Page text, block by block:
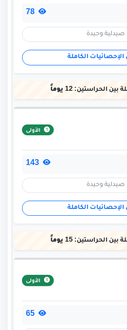
صيدلية وحيدة
الكاملة
بين الحراستين:12 يوماً
الأولى
صيدلية وحيدة
الكاملة
بين الحراستين:15 يوماً
الأولى